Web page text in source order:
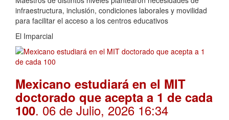
infraestructura, inclusión, condiciones laborales y movilidad
para facilitar el acceso a los centros educativos
El Imparcial
Mexicano estudiará en el MIT
doctorado que acepta a 1 de cada
100. 06 de Julio, 2026 16:34